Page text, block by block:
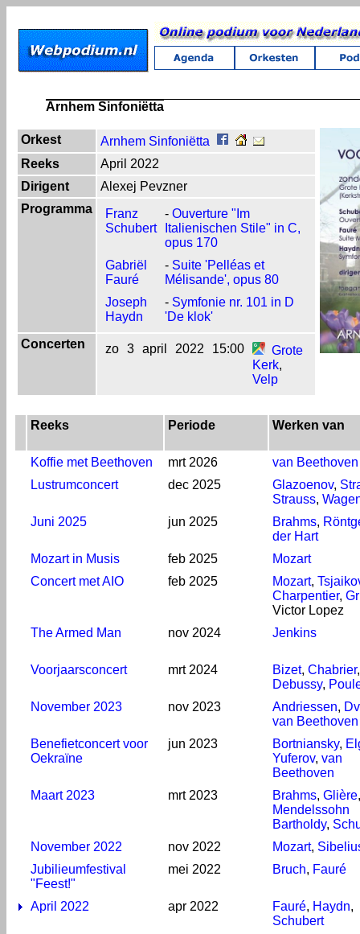
Arnhem Sinfoniëtta
Orkest
Arnhem Sinfoniëtta
Reeks
April 2022
Dirigent
Alexej Pevzner
Programma
Franz
Schubert
- Ouverture "Im
Italienischen Stile" in C,
opus 170
Gabriël
Fauré
- Suite 'Pelléas et
Mélisande', opus 80
Joseph
Haydn
- Symfonie nr. 101 in D
'De klok'
Concerten
zo 3 april 2022 15:00
Grote
Kerk,
Velp
Reeks Periode Werken van
Koffie met Beethoven mrt 2026
van Beethoven
Lustrumconcert
dec 2025 Glazoenov,
Strauss,
Juni 2025
jun 2025 Brahms,
der Hart
Mozart in Musis
feb 2025
Mozart
Concert met AIO
feb 2025 Mozart,
Charpentier,
Victor Lopez
The Armed Man
nov 2024 Jenkins
Voorjaarsconcert mrt 2024 Bizet, Chabrier,
Debussy,
November 2023
nov 2023 Andriessen,
van Beethoven
Benefietconcert voor
Oekraïne
jun 2023 Bortniansky,
Yuferov, van
Beethoven
Maart 2023
mrt 2023 Brahms, Glière,
Mendelssohn
Bartholdy,
November 2022
nov 2022 Mozart,
Jubilieumfestival
"Feest!"
mei 2022 Bruch, Fauré
April 2022 apr 2022 Fauré, Haydn,
Schubert